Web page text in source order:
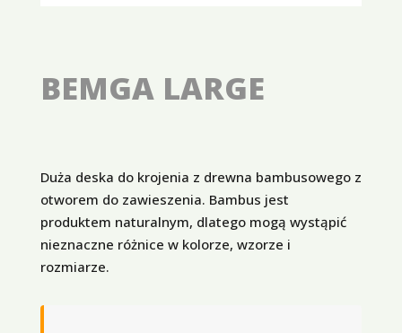
BEMGA LARGE
Duża deska do krojenia z drewna bambusowego z
otworem do zawieszenia. Bambus jest
produktem naturalnym, dlatego mogą wystąpić
nieznaczne różnice w kolorze, wzorze i
rozmiarze.